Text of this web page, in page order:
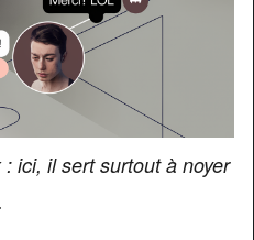
ici, il sert surtout à noyer